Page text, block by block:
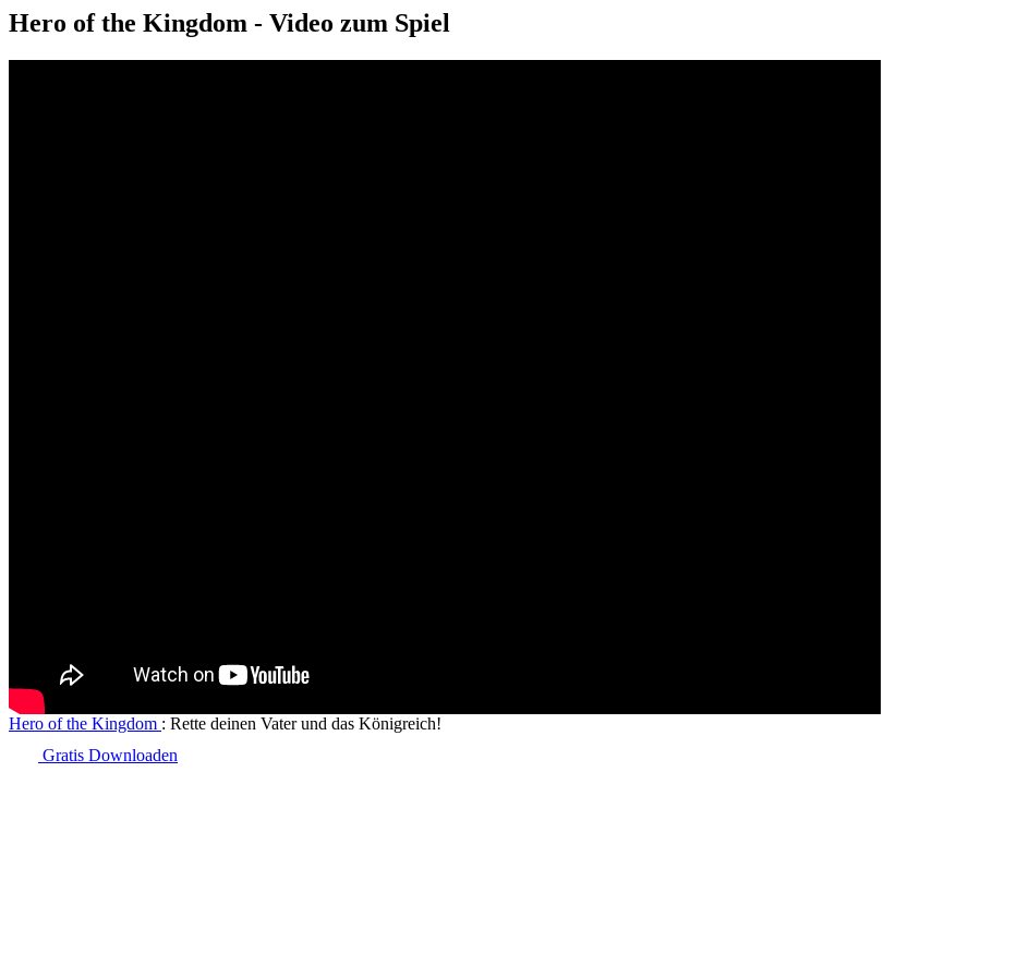
Hero of the Kingdom - Video zum Spiel
Hero of the Kingdom : Rette deinen Vater und das Königreich!
Gratis Downloaden